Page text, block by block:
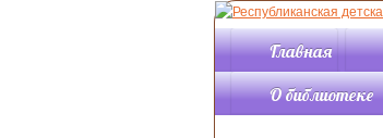
Главная
О библиотеке